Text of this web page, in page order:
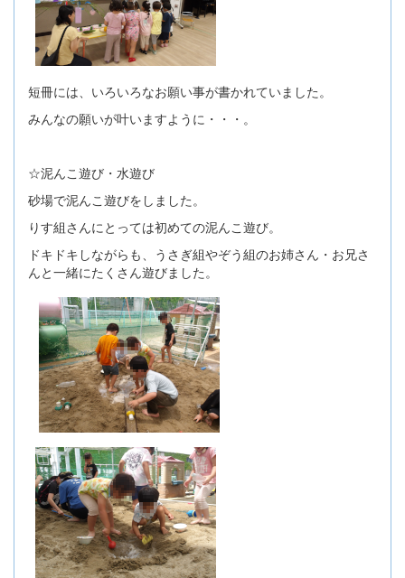
短冊には、いろいろなお願い事が書かれていました。
みんなの願いが叶いますように・・・。
☆泥んこ遊び・水遊び
砂場で泥んこ遊びをしました。
りす組さんにとっては初めての泥んこ遊び。
ドキドキしながらも、うさぎ組やぞう組のお姉さん・お兄さ
んと一緒にたくさん遊びました。